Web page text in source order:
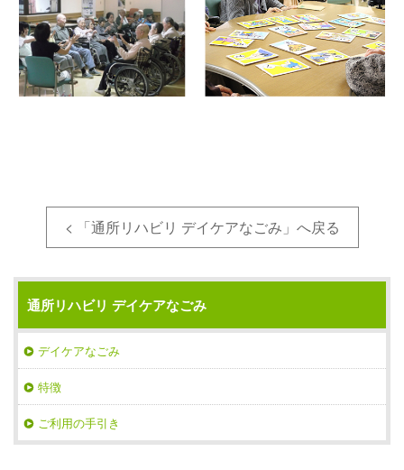
< 「通所リハビリ デイケアなごみ」へ戻る
通所リハビリ デイケアなごみ
デイケアなごみ
特徴
ご利用の手引き